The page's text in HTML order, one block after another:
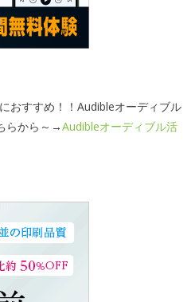
おすすめ！！Audibleオーディブル
らから～→Audibleオーディブル活